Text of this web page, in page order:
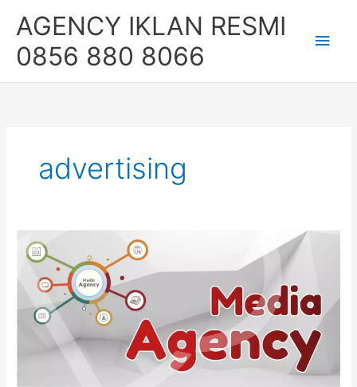
AGENCY IKLAN RESMI
0856 880 8066
advertising
Agency